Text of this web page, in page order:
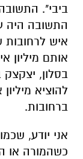
ביבי".
התשובה היה
איש לרחובות
אותם מיליון
בסלון, יצקצק
להוציא
ברחובות.
אני יודע,
כשהמורה או